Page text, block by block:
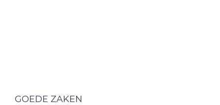
GOEDE ZAKEN